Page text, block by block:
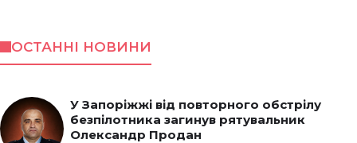
ОСТАННІ НОВИНИ
У Запоріжжі від повторного обстрілу
безпілотника загинув рятувальник
Олександр Продан